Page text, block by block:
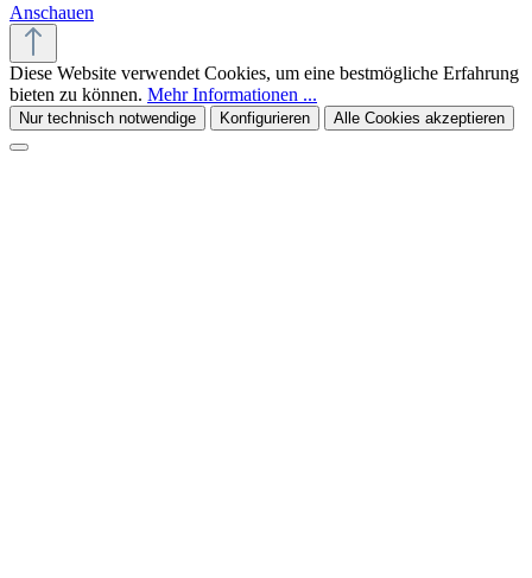
Anschauen
Diese Website verwendet Cookies, um eine bestmögliche Erfahrung
bieten zu können. Mehr Informationen ...
Nur technisch notwendige Konfigurieren Alle Cookies akzeptieren